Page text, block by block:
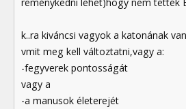
k..ra kiváncsi vagyok a katonának
vmit meg kell változtatni,vagy a:
-fegyverek pontosságát
vagy a
-a manusok életerejét